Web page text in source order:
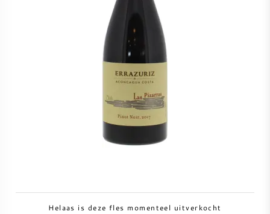
MOUSSERENDE WIJN
Helaas is deze fles momenteel uitverkocht